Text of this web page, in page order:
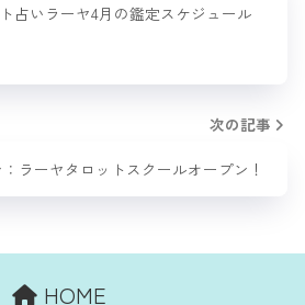
占いラーヤ4月の鑑定スケジュール
次の記事
ラーヤタロットスクールオープン！
HOME